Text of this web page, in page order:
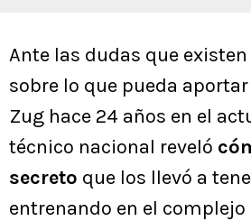
Ante las dudas que
sobre lo que pueda
Zug hace 24 años en el
técnico nacional reveló
secreto que los llevó a
entrenando en el complejo